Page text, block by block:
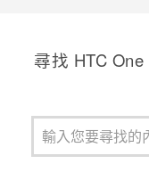
尋找 HTC